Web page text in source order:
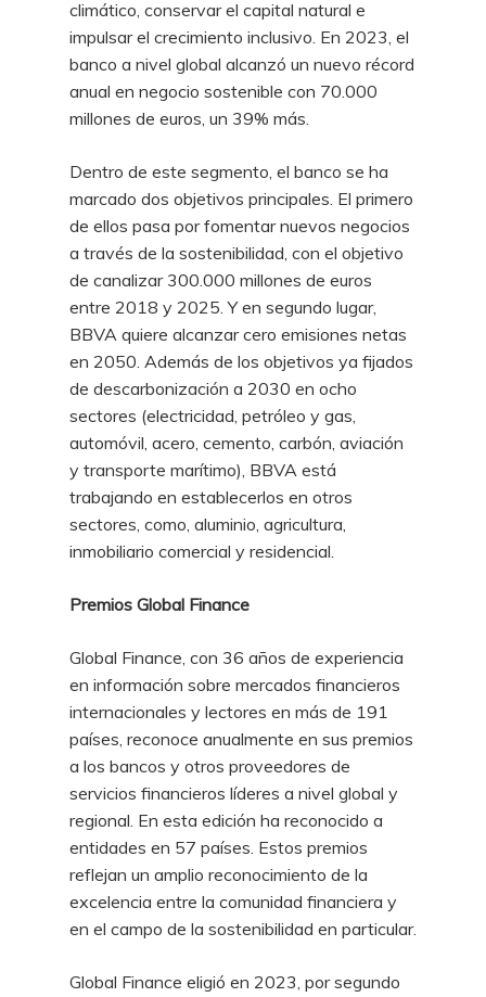
climático, conservar el capital natural e
impulsar el crecimiento inclusivo. En 2023, el
banco a nivel global alcanzó un nuevo récord
anual en negocio sostenible con 70.000
millones de euros, un 39% más.
Dentro de este segmento, el banco se ha
marcado dos objetivos principales. El primero
de ellos pasa por fomentar nuevos negocios
a través de la sostenibilidad, con el objetivo
de canalizar 300.000 millones de euros
entre 2018 y 2025. Y en segundo lugar,
BBVA quiere alcanzar cero emisiones netas
en 2050. Además de los objetivos ya fijados
de descarbonización a 2030 en ocho
sectores (electricidad, petróleo y gas,
automóvil, acero, cemento, carbón, aviación
y transporte marítimo), BBVA está
trabajando en establecerlos en otros
sectores, como, aluminio, agricultura,
inmobiliario comercial y residencial.
Premios Global Finance
Global Finance, con 36 años de experiencia
en información sobre mercados financieros
internacionales y lectores en más de 191
países, reconoce anualmente en sus premios
a los bancos y otros proveedores de
servicios financieros líderes a nivel global y
regional. En esta edición ha reconocido a
entidades en 57 países. Estos premios
reflejan un amplio reconocimiento de la
excelencia entre la comunidad financiera y
en el campo de la sostenibilidad en particular.
Global Finance eligió en 2023, por segundo